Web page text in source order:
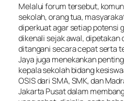
Melalui forum tersebut,
sekolah, orang tua,
diperkuat agar setiap potensi
dikenali sejak awal, dipetakan
ditangani secara cepat serta
Jaya juga menekankan
kepala sekolah bidang
OSIS dari SMA, SMK, dan
Jakarta Pusat dalam